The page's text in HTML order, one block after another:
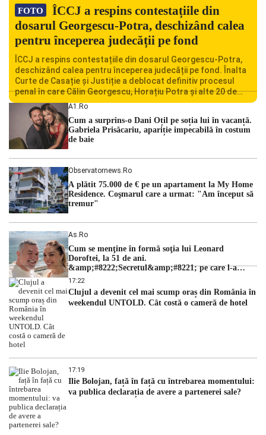
FOTO
ÎCCJ a respins contestațiile din
dosarul Georgescu-Potra, deschizând calea
pentru începerea judecății pe fond
ÎCCJ a respins contestațiile din dosarul Georgescu-Potra,
deschizând calea pentru începerea judecății pe fond. Înalta
Curte de Casație și Justiție a deblocat definitiv procesul
penal în care Călin Georgescu, Horațiu Potra și alte 20 de
persoane sunt acuzați de acțiuni îndreptate împotriva
ordinii constituționale. În ședința din camera preliminară,
judecătorii de la instanța supremă au […]
A1.ro
Cum a surprins-o Dani Oțil pe soția lui în vacanță.
Gabriela Prisăcariu, apariție impecabilă în costum
de baie
Observatornews.ro
A plătit 75.000 de € pe un apartament la My Home
Residence. Coşmarul care a urmat: "Am început să
tremur"
As.ro
Cum se menţine în formă soţia lui Leonard
Doroftei, la 51 de ani.
&amp;#8222;Secretul&amp;#8221; pe care l-a
dezvăluit
17:22
Clujul a devenit cel mai scump oraș din România în
weekendul UNTOLD. Cât costă o cameră de hotel
17:19
Ilie Bolojan, față în față cu întrebarea momentului:
va publica declarația de avere a partenerei sale?